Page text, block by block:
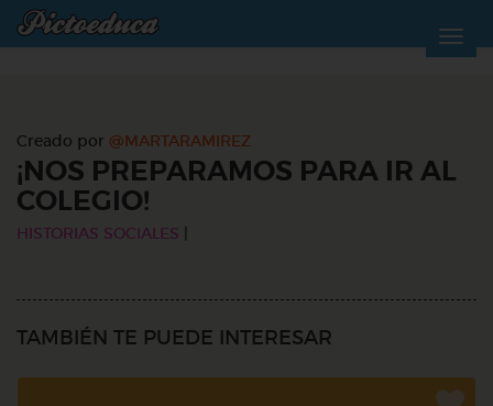
Creado por @MARTARAMIREZ
¡NOS PREPARAMOS PARA IR AL
COLEGIO!
HISTORIAS SOCIALES
TAMBIÉN TE PUEDE INTERESAR